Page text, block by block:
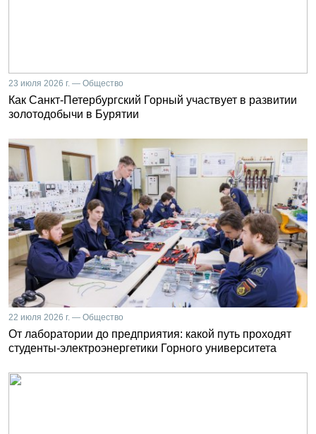
23 июля 2026 г. — Общество
Как Санкт-Петербургский Горный участвует в развитии
золотодобычи в Бурятии
22 июля 2026 г. — Общество
От лаборатории до предприятия: какой путь проходят
студенты-электроэнергетики Горного университета